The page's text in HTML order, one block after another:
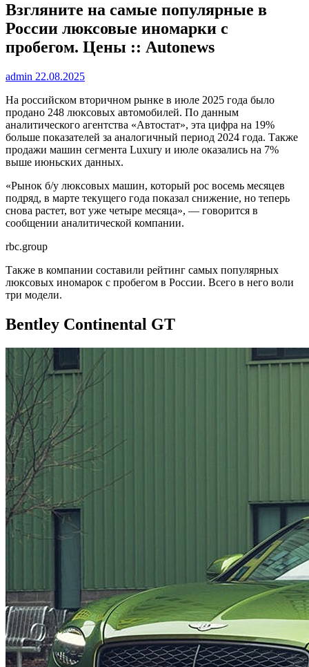
Взгляните на самые популярные в
России люксовые иномарки с
пробегом. Цены :: Autonews
admin 22.08.2025
На российском вторичном рынке в июле 2025 года было
продано 248 люксовых автомобилей. По данным
аналитического агентства «Автостат», эта цифра на 19%
больше показателей за аналогичный период 2024 года. Также
продажи машин сегмента Luxury и июле оказались на 7%
выше июньских данных.
«Рынок б/у люксовых машин, который рос восемь месяцев
подряд, в марте текущего года показал снижение, но теперь
снова растет, вот уже четыре месяца», — говорится в
сообщении аналитической компании.
rbc.group
Также в компании составили рейтинг самых популярных
люксовых иномарок с пробегом в России. Всего в него воли
три модели.
Bentley Continental GT